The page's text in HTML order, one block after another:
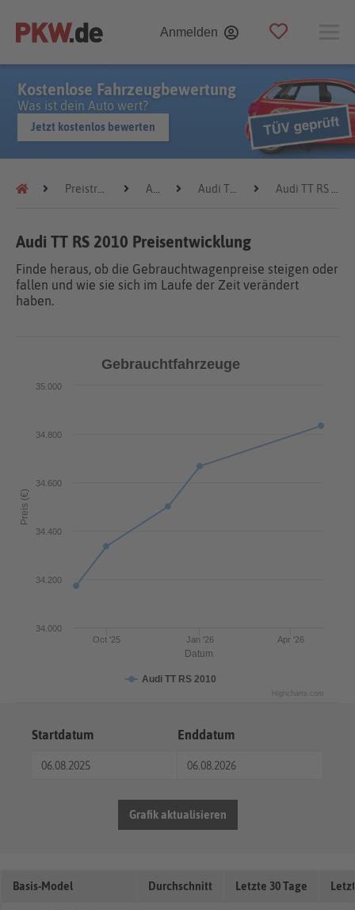
Anmelden
Kostenlose Fahrzeugbewertung
Was ist dein Auto wert?
Jetzt kostenlos bewerten
Preistrends Audi Audi TT RS Audi TT RS 2010
Audi TT RS 2010 Preisentwicklung
Finde heraus, ob die Gebrauchtwagenpreise steigen oder
fallen und wie sie sich im Laufe der Zeit verändert
haben.
Datum
Preis (€)
Gebrauchtfahrzeuge
Audi TT RS 2010
Jan '26
Oct '25 Apr '26
34.000
34.200
34.400
34.600
34.800
35.000
Highcharts.com
Startdatum Enddatum
Grafik aktualisieren
Basis-Model Durchschnitt Letzte 30 Tage